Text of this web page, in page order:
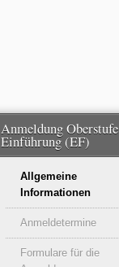
Anmeldung Oberstufe
Einführung (EF)
Allgemeine
Informationen
Anmeldetermine
Formulare für die